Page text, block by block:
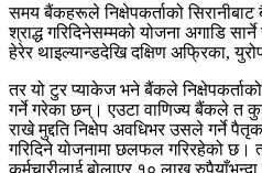
समय बैंकहरूले निक्षेपकर्ताको
श्राद्ध गरिदिनेसम्मको योजना अगाडि
हेरेर थाइल्यान्डदेखि दक्षिण अफ्रिका,
तर यो टुर प्याकेज भने बैंकले
गर्ने गरेका छन्। एउटा वाणिज्य बैंकले त
राखे मुद्दति निक्षेप अवधिभर उसले गर्ने
गरिदिने योजनामा छलफल गरिरहेको छ।